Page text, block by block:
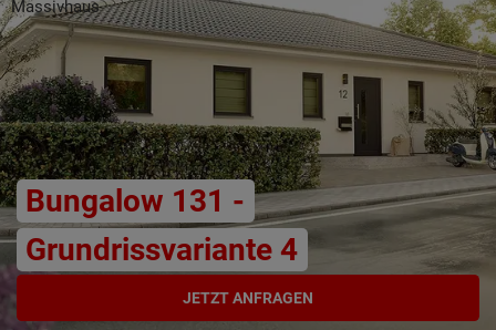
Bungalow 131 -
Grundrissvariante 4
JETZT ANFRAGEN